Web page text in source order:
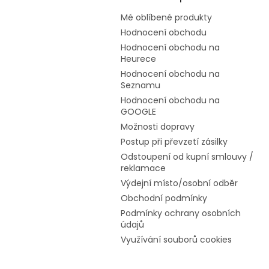
Mé oblíbené produkty
Hodnocení obchodu
Hodnocení obchodu na
Heurece
Hodnocení obchodu na
Seznamu
Hodnocení obchodu na
GOOGLE
Možnosti dopravy
Postup při převzetí zásilky
Odstoupení od kupní smlouvy /
reklamace
Výdejní místo/osobní odběr
Obchodní podmínky
Podmínky ochrany osobních
údajů
Využívání souborů cookies